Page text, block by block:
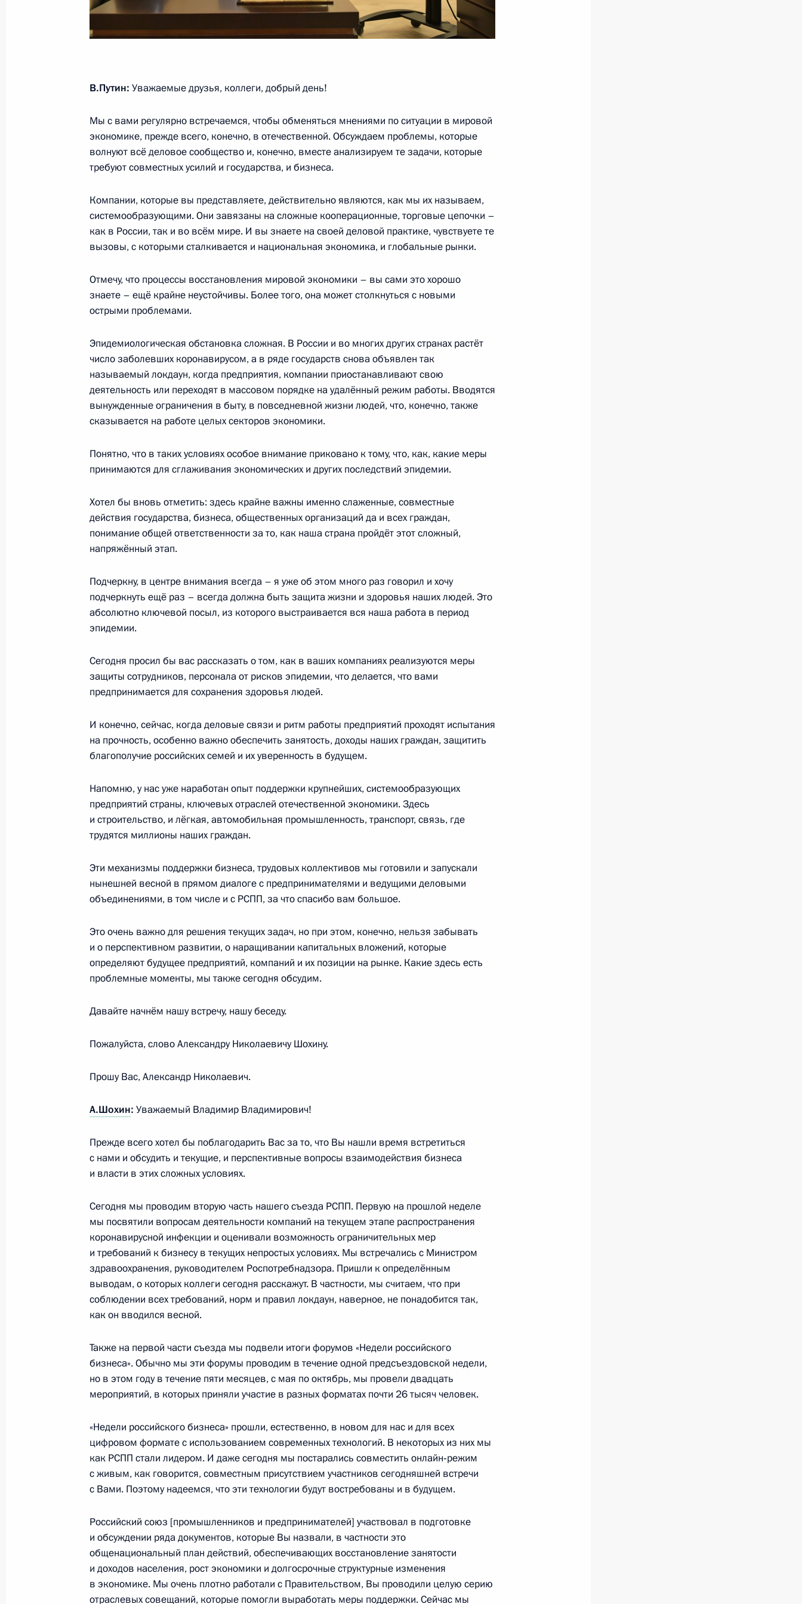
Совещание по стратегическому развитию нефтегазохимической
Рабочая поездка в Тобольск
1 декабря 2020 года, 16:00
Открытие цеха крупнотоннажного производства
26 ноября 2020 года, 12:10
25 ноября 2020 года, 15:55
Подписан закон о ратификации протокола об охране
промышленных образцов к Евразийской патентной конвенции
23 ноября 2020 года, 12:35
Перечень поручений по итогам совещания по вопросам развития
и декриминализации лесного комплекса
6 ноября 2020 года, 18:30
Встреча с председателем совета директоров ОСК Георгием
Полтавченко
Встреча с членами правления РСПП
21 октября 2020 года, 16:40
Встреча с руководителем Росрыболовства Ильёй Шестаковым
Заседание рабочей группы Госсовета по направлению
12 октября 2020 года, 18:00
12 октября 2020 года, 14:15
Поздравление с Днём работника сельского хозяйства
и перерабатывающей промышленности
11 октября 2020 года, 09:00
Перечень поручений по итогам совещания с членами
Правительства
Совещание о развитии и декриминализации лесного комплекса
промышленности
28 сентября 2020 года, 09:00
Встреча с работниками атомной отрасли
23 сентября 2020 года, 18:00
Герберт Ефремов награждён орденом Святого апостола Андрея
Первозванного с мечами
19 сентября 2020 года, 14:10
Беседа с Гербертом Ефремовым
19 сентября 2020 года, 14:00
Встреча с главой Объединённой авиастроительной корпорации
Юрием Слюсарем
3 августа 2020 года, 13:10
В.Путин: Уважаемые друзья, коллеги, добрый день!
Мы с вами регулярно встречаемся, чтобы обменяться мнениями по ситуации в мировой
экономике, прежде всего, конечно, в отечественной. Обсуждаем проблемы, которые
волнуют всё деловое сообщество и, конечно, вместе анализируем те задачи, которые
требуют совместных усилий и государства, и бизнеса.
Компании, которые вы представляете, действительно являются, как мы их называем,
системообразующими. Они завязаны на сложные кооперационные, торговые цепочки –
как в России, так и во всём мире. И вы знаете на своей деловой практике, чувствуете те
вызовы, с которыми сталкивается и национальная экономика, и глобальные рынки.
Отмечу, что процессы восстановления мировой экономики – вы сами это хорошо
знаете – ещё крайне неустойчивы. Более того, она может столкнуться с новыми
острыми проблемами.
Эпидемиологическая обстановка сложная. В России и во многих других странах растёт
число заболевших коронавирусом, а в ряде государств снова объявлен так
называемый локдаун, когда предприятия, компании приостанавливают свою
деятельность или переходят в массовом порядке на удалённый режим работы. Вводятся
вынужденные ограничения в быту, в повседневной жизни людей, что, конечно, также
сказывается на работе целых секторов экономики.
Понятно, что в таких условиях особое внимание приковано к тому, что, как, какие меры
принимаются для сглаживания экономических и других последствий эпидемии.
Хотел бы вновь отметить: здесь крайне важны именно слаженные, совместные
действия государства, бизнеса, общественных организаций да и всех граждан,
понимание общей ответственности за то, как наша страна пройдёт этот сложный,
напряжённый этап.
Подчеркну, в центре внимания всегда – я уже об этом много раз говорил и хочу
подчеркнуть ещё раз – всегда должна быть защита жизни и здоровья наших людей. Это
абсолютно ключевой посыл, из которого выстраивается вся наша работа в период
эпидемии.
Сегодня просил бы вас рассказать о том, как в ваших компаниях реализуются меры
защиты сотрудников, персонала от рисков эпидемии, что делается, что вами
предпринимается для сохранения здоровья людей.
И конечно, сейчас, когда деловые связи и ритм работы предприятий проходят испытания
на прочность, особенно важно обеспечить занятость, доходы наших граждан, защитить
благополучие российских семей и их уверенность в будущем.
Напомню, у нас уже наработан опыт поддержки крупнейших, системообразующих
предприятий страны, ключевых отраслей отечественной экономики. Здесь
и строительство, и лёгкая, автомобильная промышленность, транспорт, связь, где
трудятся миллионы наших граждан.
Эти механизмы поддержки бизнеса, трудовых коллективов мы готовили и запускали
нынешней весной в прямом диалоге с предпринимателями и ведущими деловыми
объединениями, в том числе и с РСПП, за что спасибо вам большое.
Это очень важно для решения текущих задач, но при этом, конечно, нельзя забывать
и о перспективном развитии, о наращивании капитальных вложений, которые
определяют будущее предприятий, компаний и их позиции на рынке. Какие здесь есть
проблемные моменты, мы также сегодня обсудим.
Давайте начнём нашу встречу, нашу беседу.
Пожалуйста, слово Александру Николаевичу Шохину.
Прошу Вас, Александр Николаевич.
А.Шохин: Уважаемый Владимир Владимирович!
Прежде всего хотел бы поблагодарить Вас за то, что Вы нашли время встретиться
с нами и обсудить и текущие, и перспективные вопросы взаимодействия бизнеса
и власти в этих сложных условиях.
Сегодня мы проводим вторую часть нашего съезда РСПП. Первую на прошлой неделе
мы посвятили вопросам деятельности компаний на текущем этапе распространения
коронавирусной инфекции и оценивали возможность ограничительных мер
и требований к бизнесу в текущих непростых условиях. Мы встречались с Министром
здравоохранения, руководителем Роспотребнадзора. Пришли к определённым
выводам, о которых коллеги сегодня расскажут. В частности, мы считаем, что при
соблюдении всех требований, норм и правил локдаун, наверное, не понадобится так,
как он вводился весной.
Также на первой части съезда мы подвели итоги форумов «Недели российского
бизнеса». Обычно мы эти форумы проводим в течение одной предсъездовской недели,
но в этом году в течение пяти месяцев, с мая по октябрь, мы провели двадцать
мероприятий, в которых приняли участие в разных форматах почти 26 тысяч человек.
«Недели российского бизнеса» прошли, естественно, в новом для нас и для всех
цифровом формате с использованием современных технологий. В некоторых из них мы
как РСПП стали лидером. И даже сегодня мы постарались совместить онлайн‑режим
с живым, как говорится, совместным присутствием участников сегодняшней встречи
с Вами. Поэтому надеемся, что эти технологии будут востребованы и в будущем.
Российский союз [промышленников и предпринимателей] участвовал в подготовке
и обсуждении ряда документов, которые Вы назвали, в частности это
общенациональный план действий, обеспечивающих восстановление занятости
и доходов населения, рост экономики и долгосрочные структурные изменения
в экономике. Мы очень плотно работали с Правительством, Вы проводили целую серию
отраслевых совещаний, которые помогли выработать меры поддержки. Сейчас мы